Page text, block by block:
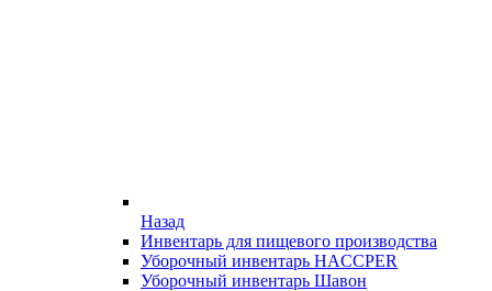
Назад
Инвентарь для пищевого производства
Уборочный инвентарь HACCPER
Уборочный инвентарь Шавон